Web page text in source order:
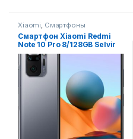
Xiaomi, Смартфоны
Смартфон Xiaomi Redmi
Note 10 Pro 8/128GB Selvir
Global